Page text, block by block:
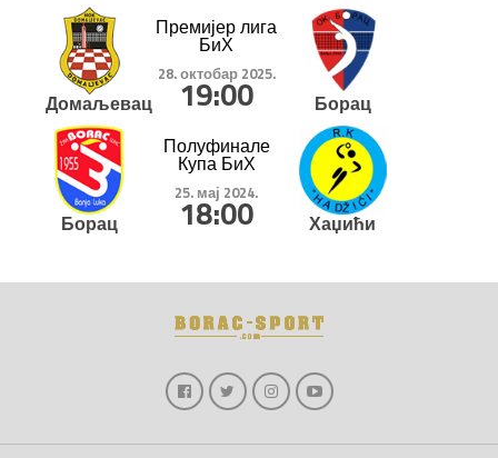
Домаљевац
Премијер лига
БиХ
28. октобар 2025.
19:00 Борац
Борац
Полуфинале
Купа БиХ
25. мај 2024.
18:00 Хаџићи